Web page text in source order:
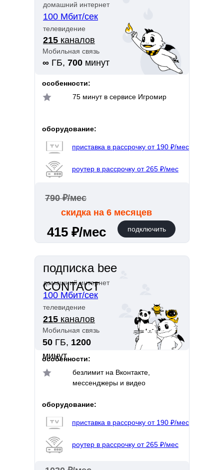
подписка bee
CONTACT
домашний интернет
телевидение
Мобильная связь
100 Мбит/сек
215 каналов
50 ГБ, 1200
минут
безлимит на Вконтакте,
мессенджеры и видео
приставка в рассрочку от 190 ₽/мес
роутер в рассрочку от 265 ₽/мес
оборудование:
особенности:
домашний интернет
телевидение
Мобильная связь
100 Мбит/сек
215 каналов
подключить
∞ ГБ, 700 минут
415 ₽/мес
75 минут в сервисе Игромир
приставка в рассрочку от 190 ₽/мес
роутер в рассрочку от 265 ₽/мес
оборудование:
особенности:
790 ₽/мес
скидка на 6 месяцев